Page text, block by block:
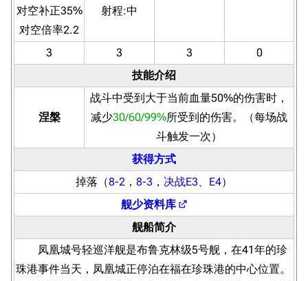
对空补正35%
对空倍率2.2
射程:中
3 3 3
0‌
技能介绍
涅槃
战斗中受到大于当前血量50%的伤害时，
减少30/60/99%所受到的伤害。（每场战
斗触发一次）
获得方式
掉落（8-2 ， 8-3 ， 决战E3、E4）
舰少资料库
舰船简介
凤凰城号轻巡洋舰是布鲁克林级5号舰，在41年的珍
珠港事件当天，凤凰城正停泊在福在珍珠港的中心位置。